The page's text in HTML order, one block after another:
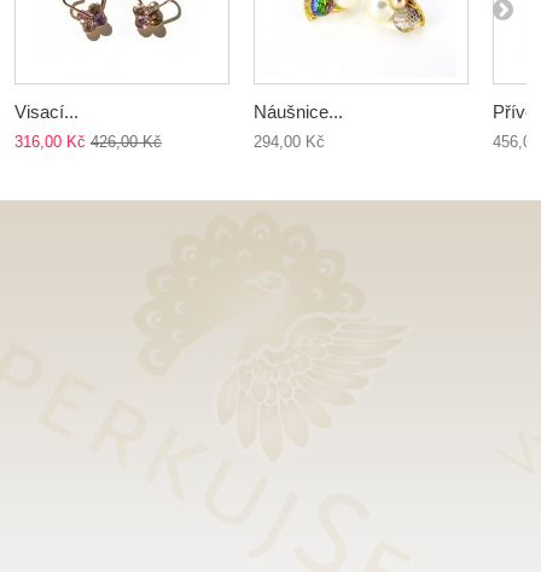
Visací...
316,00 Kč 426,00 Kč
Náušnice...
294,00 Kč